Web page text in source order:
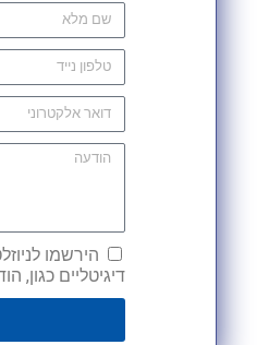
הירשמו
דיגיטליים כגון,